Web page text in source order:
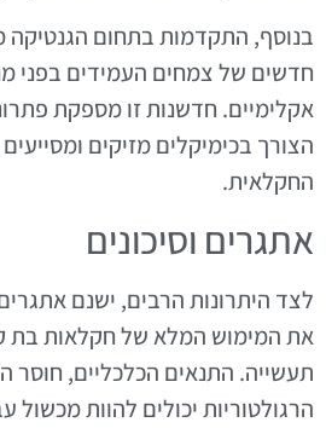
בנוסף, התקדמות בתחום
חדשים של צמחים העמידים בפני
אקלימיים. חדשנות זו מספקת
הצורך בכימיקלים מזיקים
החקלאית.
אתגרים וסיכונים
לצד היתרונות הרבים, ישנם
את המימוש המלא של חקלאות בת
תעשייה. התנאים הכלכליים, חוסר
הרגולטוריות יכולים להוות מכשול